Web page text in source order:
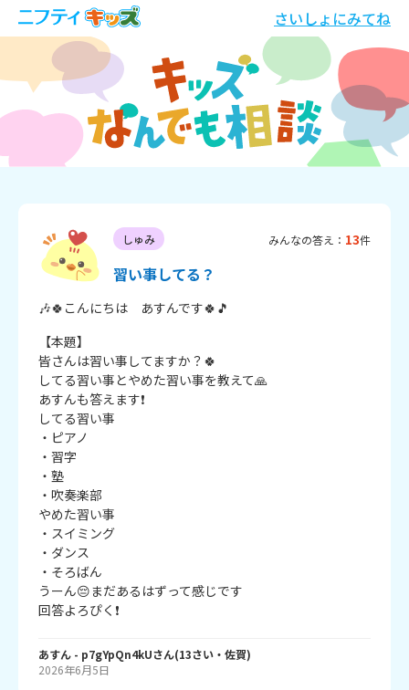
さいしょにみてね
しゅみ みんなの答え： 13件
習い事してる？
🎶🍀こんにちは　あすんです🍀🎵
【本題】
皆さんは習い事してますか？🍀
してる習い事とやめた習い事を教えて🙏
あすんも答えます❗
してる習い事
・ピアノ
・習字
・塾
・吹奏楽部
やめた習い事
・スイミング
・ダンス
・そろばん
うーん😔まだあるはずって感じです
回答よろぴく❗
あすん - p7gYpQn4kUさん(13さい・ 佐賀)
2026年6月5日